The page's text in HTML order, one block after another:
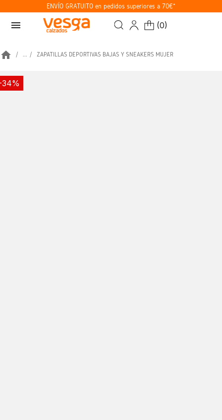
ENVÍO GRATUITO en pedidos superiores a 70€*
menu (0)
home ... ZAPATILLAS DEPORTIVAS BAJAS Y SNEAKERS MUJER